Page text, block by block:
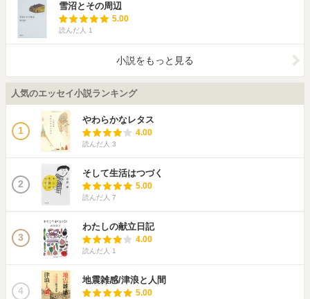
雪沼とその周辺
5.00
読んだ人 1
小説をもっと見る
人気のエッセイ小説ランキング
1
やわらかなレタス
4.00
読んだ人 3
2
そして生活はつづく
5.00
読んだ人 7
3
わたしの献立日記
4.00
読んだ人 1
4
地震雑感/津浪と人間
5.00